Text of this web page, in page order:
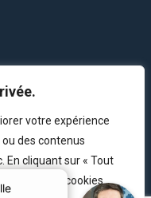
votre expérience
des contenus
En cliquant sur « Tout
des cookies.
Contact